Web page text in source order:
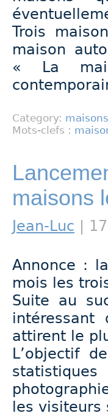
Trois
maison
« La
Category:
Mots-clefs :
maisons
Jean-Luc |
Annonce :
mois les
Suite au
attirent le
L’objectif
les visiteurs